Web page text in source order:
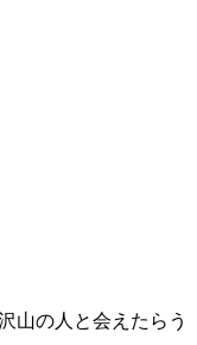
山の人と会えたらう